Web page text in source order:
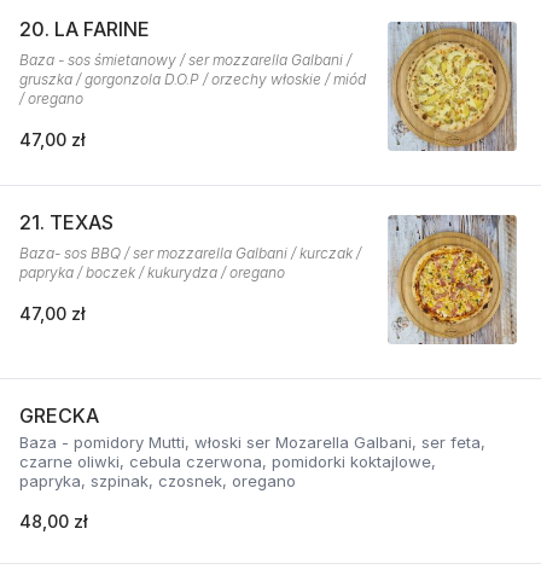
20. LA FARINE
Baza - sos śmietanowy / ser mozzarella Galbani /
gruszka / gorgonzola D.O.P / orzechy włoskie / miód
/ oregano
47,00 zł
21. TEXAS
Baza- sos BBQ / ser mozzarella Galbani / kurczak /
papryka / boczek / kukurydza / oregano
47,00 zł
GRECKA
Baza - pomidory Mutti, włoski ser Mozarella Galbani, ser feta,
czarne oliwki, cebula czerwona, pomidorki koktajlowe,
papryka, szpinak, czosnek, oregano
48,00 zł